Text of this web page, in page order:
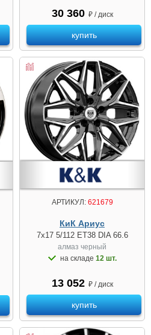
30 360 ₽ / диск
купить
АРТИКУЛ:621679
КиК Ариус
7x17 5/112 ET38 DIA 66.6
алмаз чeрный
на складе 12 шт.
13 052 ₽ / диск
купить